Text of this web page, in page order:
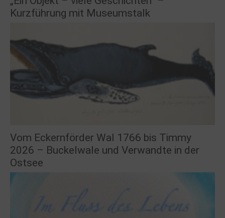
Kurzführung mit Museumstalk
Vom Eckernförder Wal 1766 bis Timmy
2026 – Buckelwale und Verwandte in der
Ostsee